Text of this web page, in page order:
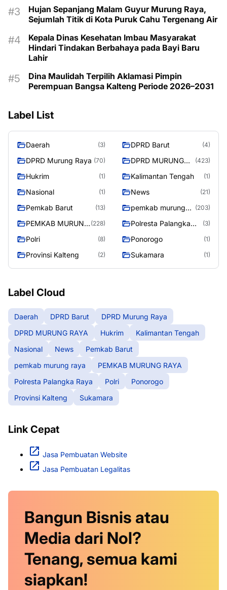
Hujan Sepanjang Malam Guyur Murung Raya,
Sejumlah Titik di Kota Puruk Cahu Tergenang Air
Kepala Dinas Kesehatan Imbau Masyarakat
Hindari Tindakan Berbahaya pada Bayi Baru
Lahir
Dina Maulidah Terpilih Aklamasi Pimpin
Perempuan Bangsa Kalteng Periode 2026–2031
Label List
Daerah (3) DPRD Barut (4)
DPRD Murung Raya (70)
DPRD MURUNG
(423)
Hukrim (1) Kalimantan Tengah (1)
Nasional (1) News (21)
Pemkab Barut (13)
pemkab murung
(203)
PEMKAB MURUNG (228)
Polresta Palangka
(3)
Polri (8) Ponorogo (1)
Provinsi Kalteng (2) Sukamara (1)
Label Cloud
Daerah DPRD Barut
DPRD Murung Raya
DPRD MURUNG RAYA
Hukrim
Kalimantan Tengah
Nasional
News
Pemkab Barut
pemkab murung raya
PEMKAB MURUNG RAYA
Polresta Palangka Raya
Polri
Ponorogo
Provinsi Kalteng
Sukamara
Link Cepat
Jasa Pembuatan Website
Jasa Pembuatan Legalitas
Bangun Bisnis atau
Media dari Nol?
Tenang, semua kami
siapkan!